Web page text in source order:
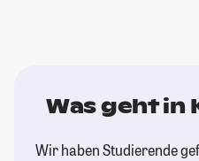
Was geht in
Wir haben Studierende